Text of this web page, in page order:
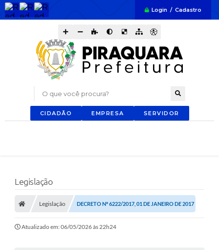
Login / Cadastro
O que você procura?
CIDADÃO EMPRESA SERVIDOR
Legislação
Legislação DECRETO Nº 6222/2017, 01 DE JANEIRO DE 2017
Atualizado em: 06/05/2026 às 22h24